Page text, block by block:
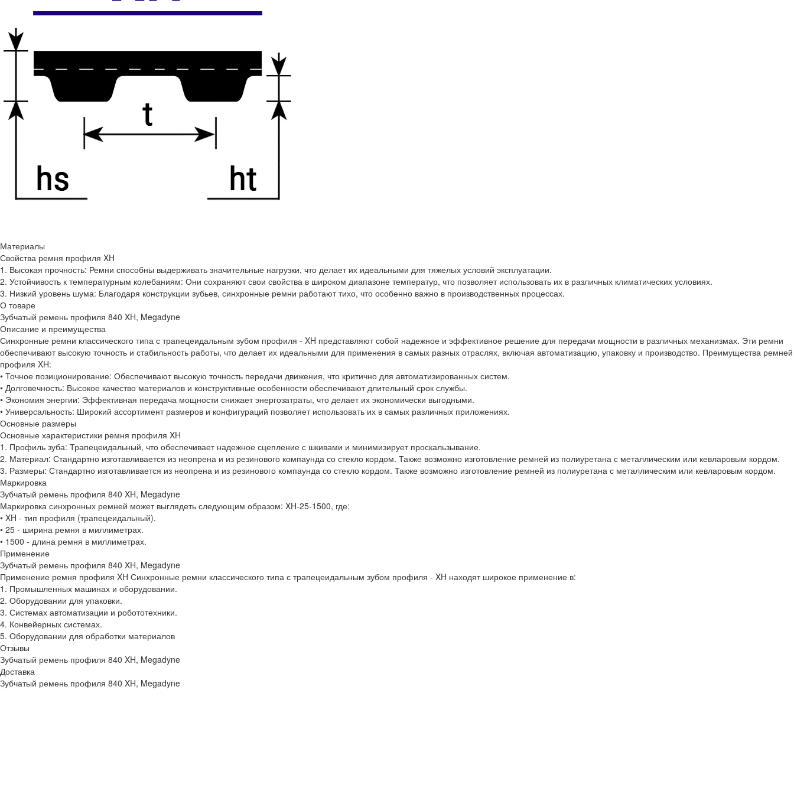
Материалы
Свойства ремня профиля XH
1. Высокая прочность: Ремни способны выдерживать значительные нагрузки, что делает их идеальными для тяжелых условий эксплуатации.
2. Устойчивость к температурным колебаниям: Они сохраняют свои свойства в широком диапазоне температур, что позволяет использовать их в различных климатических условиях.
3. Низкий уровень шума: Благодаря конструкции зубьев, синхронные ремни работают тихо, что особенно важно в производственных процессах.
О товаре
Зубчатый ремень профиля 840 XH, Megadyne
Описание и преимущества
Синхронные ремни классического типа с трапецеидальным зубом профиля - XH представляют собой надежное и эффективное решение для передачи мощности в различных механизмах. Эти ремни
обеспечивают высокую точность и стабильность работы, что делает их идеальными для применения в самых разных отраслях, включая автоматизацию, упаковку и производство. Преимущества ремней
профиля XH:
• Точное позиционирование: Обеспечивают высокую точность передачи движения, что критично для автоматизированных систем.
• Долговечность: Высокое качество материалов и конструктивные особенности обеспечивают длительный срок службы.
• Экономия энергии: Эффективная передача мощности снижает энергозатраты, что делает их экономически выгодными.
• Универсальность: Широкий ассортимент размеров и конфигураций позволяет использовать их в самых различных приложениях.
Основные размеры
Основные характеристики ремня профиля XH
1. Профиль зуба: Трапецеидальный, что обеспечивает надежное сцепление с шкивами и минимизирует проскальзывание.
2. Материал: Стандартно изготавливается из неопрена и из резинового компаунда со стекло кордом. Также возможно изготовление ремней из полиуретана с металлическим или кевларовым кордом.
3. Размеры: Стандартно изготавливается из неопрена и из резинового компаунда со стекло кордом. Также возможно изготовление ремней из полиуретана с металлическим или кевларовым кордом.
Маркировка
Зубчатый ремень профиля 840 XH, Megadyne
Маркировка синхронных ремней может выглядеть следующим образом: XH-25-1500, где:
• XH - тип профиля (трапецеидальный).
• 25 - ширина ремня в миллиметрах.
• 1500 - длина ремня в миллиметрах.
Применение
Зубчатый ремень профиля 840 XH, Megadyne
Применение ремня профиля XH Синхронные ремни классического типа с трапецеидальным зубом профиля - XH находят широкое применение в:
1. Промышленных машинах и оборудовании.
2. Оборудовании для упаковки.
3. Системах автоматизации и робототехники.
4. Конвейерных системах.
5. Оборудовании для обработки материалов
Отзывы
Зубчатый ремень профиля 840 XH, Megadyne
Доставка
Зубчатый ремень профиля 840 XH, Megadyne